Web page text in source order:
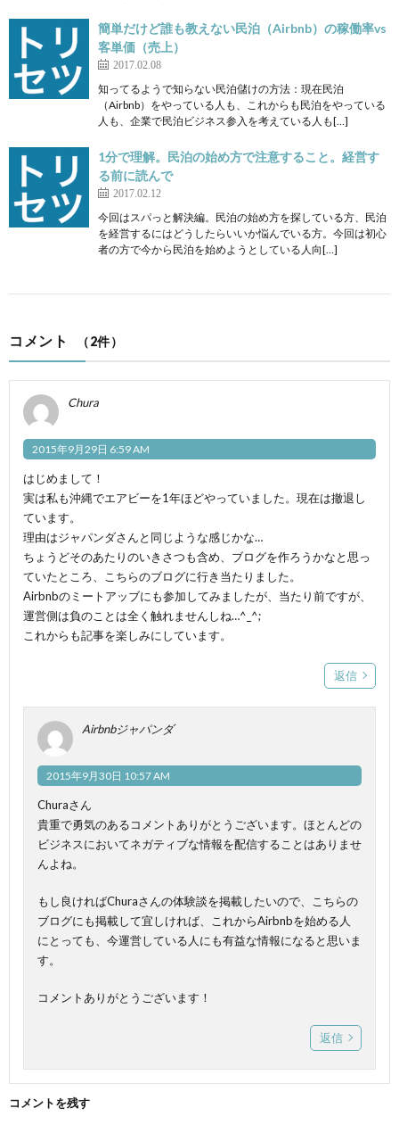
簡単だけど誰も教えない民泊（Airbnb）の稼働率vs
客単価（売上）
2017.02.08
知ってるようで知らない民泊儲けの方法：現在民泊
（Airbnb）をやっている人も、これからも民泊をやっている
人も、企業で民泊ビジネス参入を考えている人も[…]
1分で理解。民泊の始め方で注意すること。経営す
る前に読んで
2017.02.12
今回はスパっと解決編。民泊の始め方を探している方、民泊
を経営するにはどうしたらいいか悩んでいる方。今回は初心
者の方で今から民泊を始めようとしている人向[…]
コメント （2件）
Chura
2015年9月29日 6:59 AM
はじめまして！
実は私も沖縄でエアビーを1年ほどやっていました。現在は撤退し
ています。
理由はジャパンダさんと同じような感じかな…
ちょうどそのあたりのいきさつも含め、ブログを作ろうかなと思っ
ていたところ、こちらのブログに行き当たりました。
Airbnbのミートアッブにも参加してみましたが、当たり前ですが、
運営側は負のことは全く触れませんしね…^_^;
これからも記事を楽しみにしています。
返信
Airbnbジャパンダ
2015年9月30日 10:57 AM
Churaさん
貴重で勇気のあるコメントありがとうございます。ほとんどの
ビジネスにおいてネガティブな情報を配信することはありませ
んよね。
もし良ければChuraさんの体験談を掲載したいので、こちらの
ブログにも掲載して宜しければ、これからAirbnbを始める人
にとっても、今運営している人にも有益な情報になると思いま
す。
コメントありがとうございます！
返信
コメントを残す